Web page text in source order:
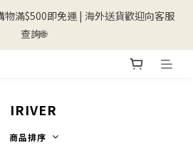
會員即送50購物金💰
物滿$500即免運 | 海外送貨歡迎向客服
查詢🌐
IRIVER
商品排序